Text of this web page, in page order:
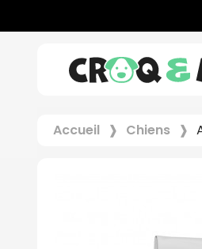
Accueil Chiens